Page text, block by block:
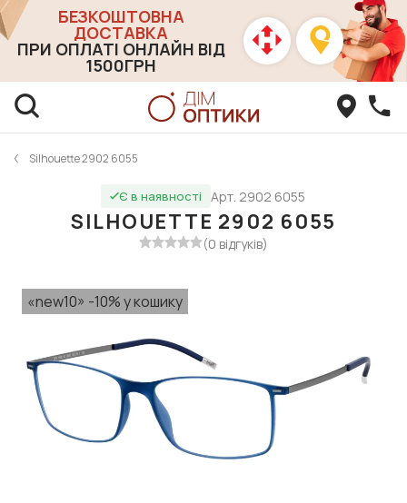
БЕЗКОШТОВНА
ДОСТАВКА
ПРИ ОПЛАТІ ОНЛАЙН ВІД
1500ГРН
Silhouette 2902 6055
Є в наявності Арт. 2902 6055
SILHOUETTE 2902 6055
(0 відгуків)
«new10» -10% у кошику